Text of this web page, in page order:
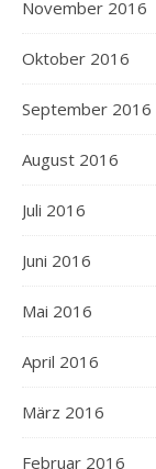
November 2016
Oktober 2016
September 2016
August 2016
Juli 2016
Juni 2016
Mai 2016
April 2016
März 2016
Februar 2016